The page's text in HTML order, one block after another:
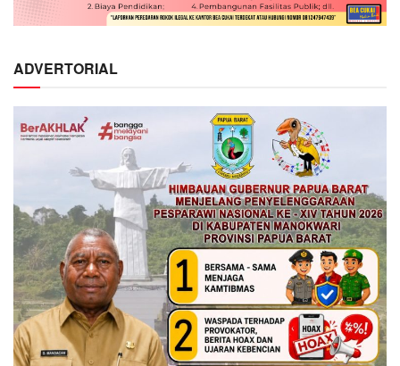
ADVERTORIAL